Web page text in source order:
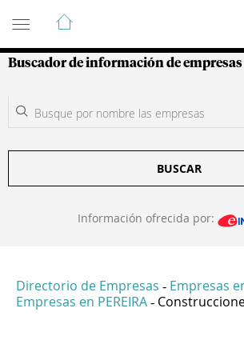
Guía de Empresas
Buscador de información de empresas
BUSCAR
Información ofrecida por:
Directorio de Empresas - Empresas
Empresas en PEREIRA -